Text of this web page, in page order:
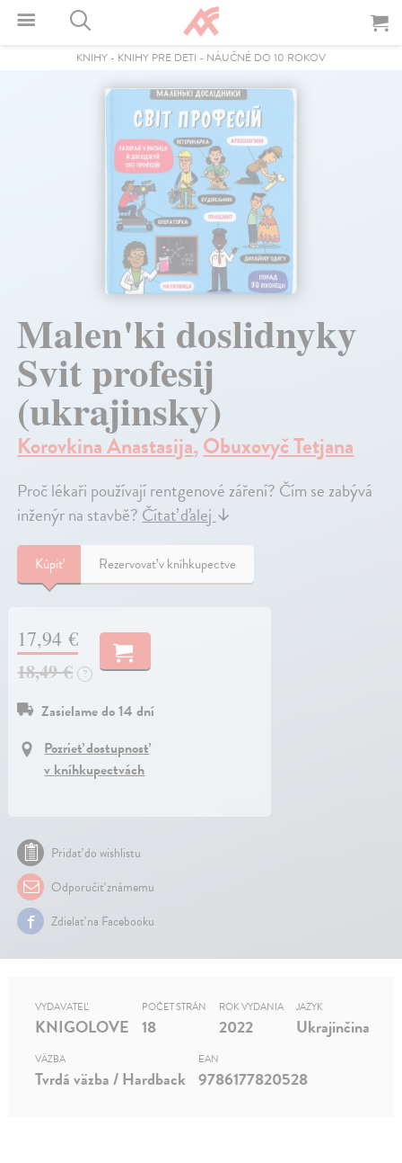
KNIHY - KNIHY PRE DETI - NÁUČNÉ DO 10 ROKOV
Malen'ki doslidnyky
Svit profesij
(ukrajinsky)
Korovkina Anastasija,Obuxovyč Tetjana
Proč lékaři používají rentgenové záření? Čím se zabývá
inženýr na stavbě? Čítať ďalej ↓
Kúpiť Rezervovať v kníhkupectve
17,94 €
18,49 €
?
Zasielame do 14 dní
Pozrieť dostupnosť
v kníhkupectvách
Pridať do wishlistu
Odporučiť známemu
Zdielať na Facebooku
VYDAVATEĽ
KNIGOLOVE
POČET STRÁN
18
ROK VYDANIA
2022
JAZYK
Ukrajinčina
VÄZBA
Tvrdá väzba / Hardback
EAN
9786177820528